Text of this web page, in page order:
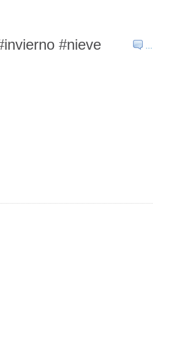
…
#nieve